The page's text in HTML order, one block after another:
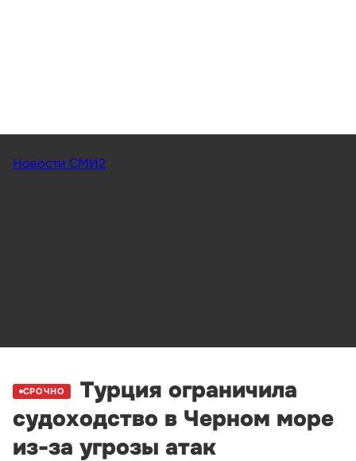
Новости СМИ2
СРОЧНО
Турция ограничила
судоходство в Черном море
из-за угрозы атак